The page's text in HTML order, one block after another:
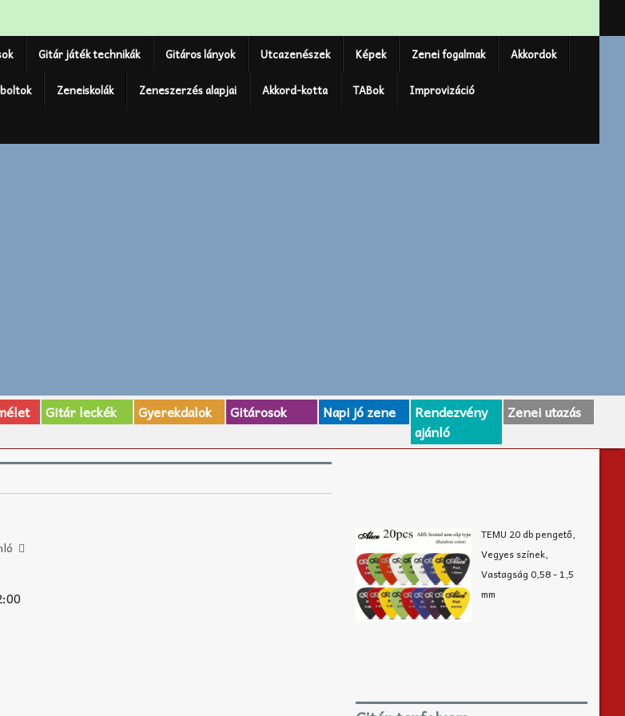
Gitár játék technikák Gitáros lányok Utcazenészek Képek Zenei fogalmak Akkordok
Zeneiskolák Zeneszerzés alapjai Akkord-kotta TABok Improvizáció
Gitár leckék Gyerekdalok Gitárosok Napi jó zene
Rendezvény
ajánló
Zenei utazás
TEMU 20 db pengető,
Vegyes színek,
Vastagság 0,58 - 1,5
mm